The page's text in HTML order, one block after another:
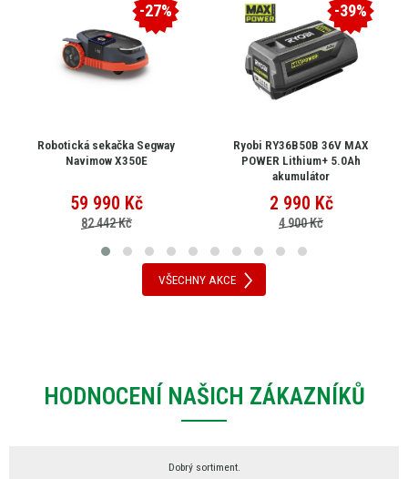
-27%
Robotická sekačka Segway
Navimow X350E
59 990 Kč
82 442 Kč
-39%
Ryobi RY36B50B 36V MAX
POWER Lithium+ 5.0Ah
akumulátor
2 990 Kč
4 900 Kč
VŠECHNY AKCE
HODNOCENÍ NAŠICH ZÁKAZNÍKŮ
Dobrý sortiment.